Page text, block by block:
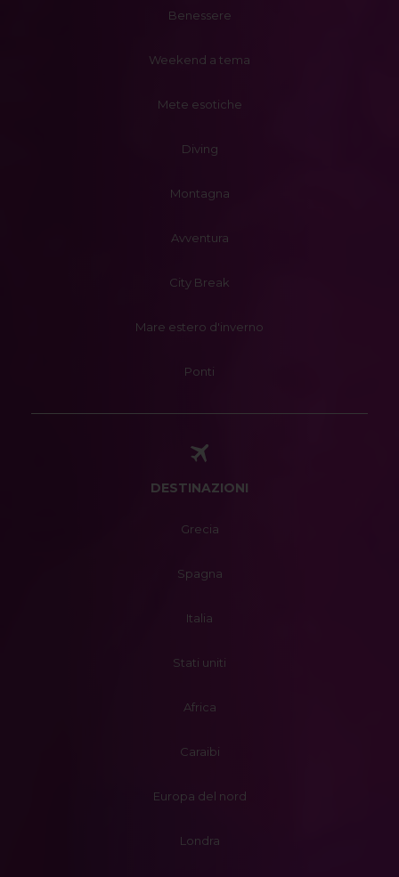
Benessere
Weekend a tema
Mete esotiche
Diving
Montagna
Avventura
City Break
Mare estero d'inverno
Ponti
DESTINAZIONI
Grecia
Spagna
Italia
Stati uniti
Africa
Caraibi
Europa del nord
Londra